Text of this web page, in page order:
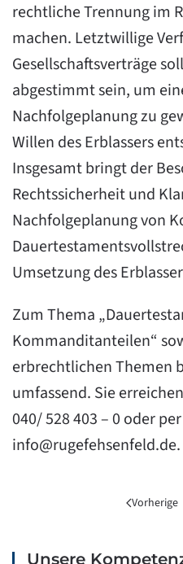
rechtliche Trennung im
machen. Letztwillige
Gesellschaftsverträge
abgestimmt sein, um
Nachfolgeplanung zu
Willen des Erblassers
Insgesamt bringt der
Rechtssicherheit und
Nachfolgeplanung von
Umsetzung des
Zum Thema
Kommanditanteilen“
erbrechtlichen Themen
umfassend. Sie
040/ 528 403 – 0 oder
info@rugefehsenfeld.de.
Vorherige
Unsere